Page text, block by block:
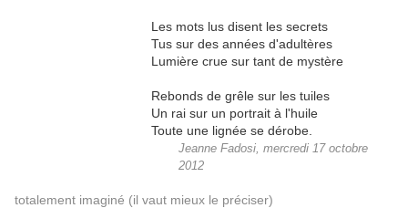
Les mots lus disent les secrets
Tus sur des années d'adultères
Lumière crue sur tant de mystère
Rebonds de grêle sur les tuiles
Un rai sur un portrait à l'huile
Toute une lignée se dérobe.
Jeanne Fadosi, mercredi 17 octobre
2012
totalement imaginé (il vaut mieux le préciser)